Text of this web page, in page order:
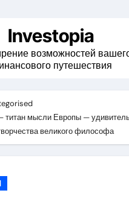
Investopia
возможностей
путешествия
титан мысли Европы —
великого философа